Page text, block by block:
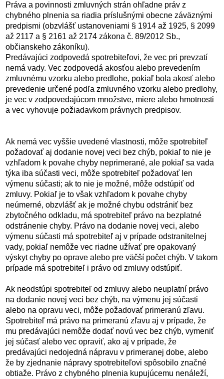
Práva a povinnosti zmluvných strán ohľadne práv z
chybného plnenia sa riadia príslušnými obecne záväznými
predpismi (obzvlášť ustanoveniami § 1914 až 1925, § 2099
až 2117 a § 2161 až 2174 zákona č. 89/2012 Sb.,
občianskeho zákoníku).
Predávajúci zodpovedá spotrebiteľovi, že vec pri prevzatí
nemá vady. Vec zodpovedá akosťou alebo prevedením
zmluvnému vzorku alebo predlohe, pokiaľ bola akosť alebo
prevedenie určené podľa zmluvného vzorku alebo predlohy,
je vec v zodpovedajúcom množstve, miere alebo hmotnosti
a vec vyhovuje požiadavkom právnych predpisov.
Ak nemá vec vyššie uvedené vlastnosti, môže spotrebiteľ
požadovať aj dodanie novej veci bez chýb, pokiaľ to nie je
vzhľadom k povahe chyby neprimerané, ale pokiaľ sa vada
týka iba súčasti veci, môže spotrebiteľ požadovať len
výmenu súčasti; ak to nie je možné, môže odstúpiť od
zmluvy. Pokiaľ je to však vzhľadom k povahe chyby
neúmerné, obzvlášť ak je možné chybu odstrániť bez
zbytočného odkladu, má spotrebiteľ právo na bezplatné
odstránenie chyby. Právo na dodanie novej veci, alebo
výmenu súčasti má spotrebiteľ aj v prípade odstranitelnej
vady, pokiaľ nemôže vec riadne užívať pre opakovaný
výskyt chyby po oprave alebo pre väčší počet chýb. V takom
prípade má spotrebiteľ i právo od zmluvy odstúpiť.
Ak neodstúpi spotrebiteľ od zmluvy alebo neuplatní právo
na dodanie novej veci bez chýb, na výmenu jej súčasti
alebo na opravu veci, môže požadovať primeranú zľavu.
Spotrebiteľ má právo na primeranú zľavu aj v prípade, že
mu predávajúci nemôže dodať novú vec bez chýb, vymeniť
jej súčasť alebo vec opraviť, ako aj v prípade, že
predávajúci nedojedná nápravu v primeranej dobe, alebo
že by zjednanie nápravy spotrebiteľovi spôsobilo značné
obtiaže. Právo z chybného plnenia kupujúcemu nenáleží,